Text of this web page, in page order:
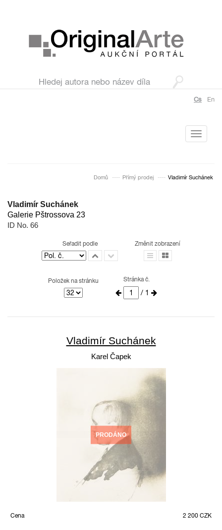
Cs En
Toggle
Domů Přímý prodej Vladimír Suchánek
Vladimír Suchánek
Galerie Pštrossova 23
ID No. 66
Seřadit podle Změnit zobrazení
Položek na stránku Stránka č.
/ 1
Vladimír Suchánek
Karel Čapek
PRODÁNO
Cena 2 200 CZK